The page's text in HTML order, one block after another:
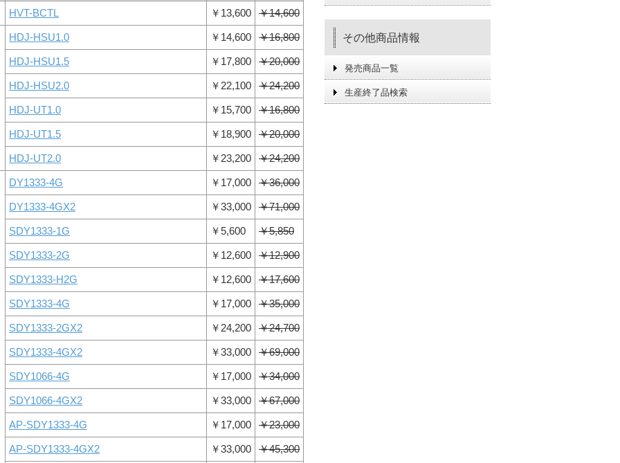
HVT-BCTL ￥13,600 ￥14,600
HDJ-HSU1.0 ￥14,600 ￥16,800
HDJ-HSU1.5 ￥17,800 ￥20,000
HDJ-HSU2.0 ￥22,100 ￥24,200
HDJ-UT1.0 ￥15,700 ￥16,800
HDJ-UT1.5 ￥18,900 ￥20,000
HDJ-UT2.0 ￥23,200 ￥24,200
DY1333-4G ￥17,000 ￥36,000
DY1333-4GX2 ￥33,000 ￥71,000
SDY1333-1G ￥5,600 ￥5,850
SDY1333-2G ￥12,600 ￥12,900
SDY1333-H2G ￥12,600 ￥17,600
SDY1333-4G ￥17,000 ￥35,000
SDY1333-2GX2 ￥24,200 ￥24,700
SDY1333-4GX2 ￥33,000 ￥69,000
SDY1066-4G ￥17,000 ￥34,000
SDY1066-4GX2 ￥33,000 ￥67,000
AP-SDY1333-4G ￥17,000 ￥23,000
AP-SDY1333-4GX2 ￥33,000 ￥45,300
その他商品情報
発売商品一覧
生産終了品検索